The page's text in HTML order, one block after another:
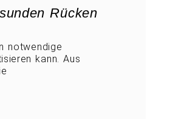
Rücken
notwendige
kann. Aus